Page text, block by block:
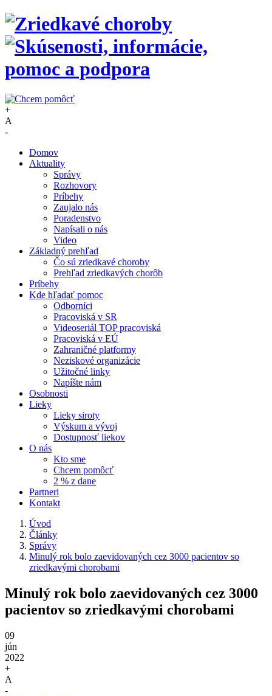
+
A
-
Domov
Aktuality
Správy
Rozhovory
Príbehy
Zaujalo nás
Poradenstvo
Napísali o nás
Video
Základný prehľad
Čo sú zriedkavé choroby
Prehľad zriedkavých chorôb
Príbehy
Kde hľadať pomoc
Odborníci
Pracoviská v SR
Videoseriál TOP pracoviská
Pracoviská v EÚ
Zahraničné platformy
Neziskové organizácie
Užitočné linky
Napíšte nám
Osobnosti
Lieky
Lieky siroty
Výskum a vývoj
Dostupnosť liekov
O nás
Kto sme
Chcem pomôcť
2 % z dane
Partneri
Kontakt
Úvod
Články
Správy
Minulý rok bolo zaevidovaných cez 3000 pacientov so
zriedkavými chorobami
Minulý rok bolo zaevidovaných cez 3000
pacientov so zriedkavými chorobami
09
jún
2022
+
A
-